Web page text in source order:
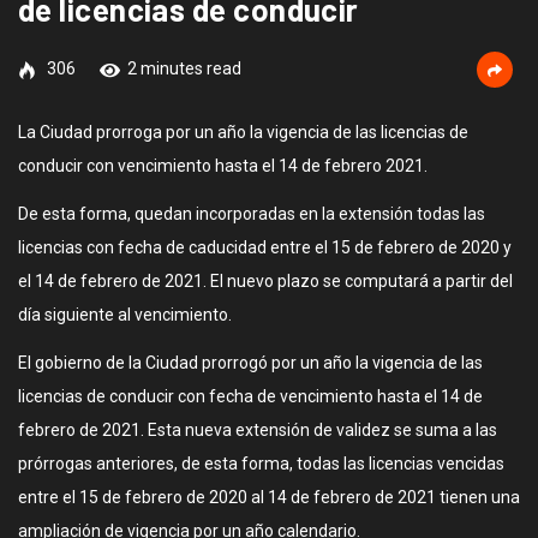
de licencias de conducir
306 2 minutes read
La Ciudad prorroga por un año la vigencia de las licencias de
conducir con vencimiento hasta el 14 de febrero 2021.
De esta forma, quedan incorporadas en la extensión todas las
licencias con fecha de caducidad entre el 15 de febrero de 2020 y
el 14 de febrero de 2021. El nuevo plazo se computará a partir del
día siguiente al vencimiento.
El gobierno de la Ciudad prorrogó por un año la vigencia de las
licencias de conducir con fecha de vencimiento hasta el 14 de
febrero de 2021. Esta nueva extensión de validez se suma a las
prórrogas anteriores, de esta forma, todas las licencias vencidas
entre el 15 de febrero de 2020 al 14 de febrero de 2021 tienen una
ampliación de vigencia por un año calendario.